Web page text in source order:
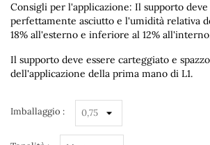
Consigli per l'applicazione: Il supporto deve
perfettamente asciutto e l'umidità relativa
18% all'esterno e inferiore al 12%
Il supporto deve essere carteggiato e
dell'applicazione della prima mano di L1.
Imballaggio :